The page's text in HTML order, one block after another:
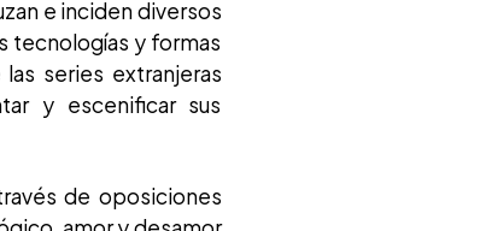
e inciden diversos
tecnologías y formas
las series extranjeras
y escenificar sus
de oposiciones